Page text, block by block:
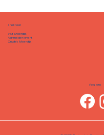
Snel naar
Visit Moerdijk
Aanmelden event
Ontdek Moerdijk
Volg ons